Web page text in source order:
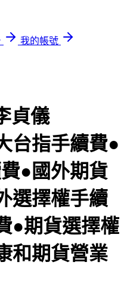
我的帳號
貞儀
台指手續費●
●國外期貨
選擇權手續
●期貨選擇權
和期貨營業